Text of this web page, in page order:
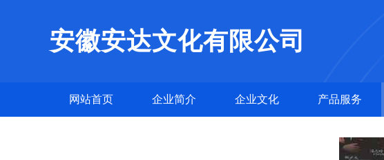
安徽安达文化有限公司
网站首页 企业简介 企业文化 产品服务